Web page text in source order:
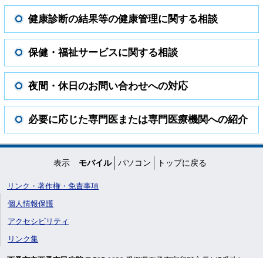
健康診断の結果等の健康管理に関する相談
保健・福祉サービスに関する相談
夜間・休日のお問い合わせへの対応
必要に応じた専門医または専門医療機関への紹介
表示 モバイル パソコン トップに戻る
リンク・著作権・免責事項
個人情報保護
アクセシビリティ
リンク集